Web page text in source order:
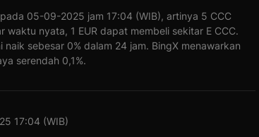
05-09-2025 jam 17:04 (WIB), artinya 5 CCC
waktu nyata, 1 EUR dapat membeli sekitar E CCC.
naik sebesar 0% dalam 24 jam. BingX menawarkan
serendah 0,1%.
17:04 (WIB)